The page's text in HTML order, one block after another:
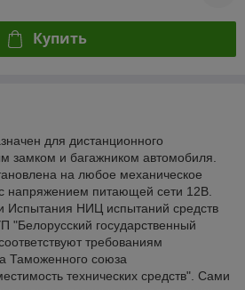
Купить
для дистанционного
замком и багажником автомобиля.
на любое механическое
напряжением питающей сети 12В.
Испытания НИЦ испытаний средств
"Белорусский государственный
требованиям
Таможенного союза
технических средств". Сами